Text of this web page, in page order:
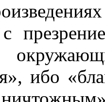
ибо